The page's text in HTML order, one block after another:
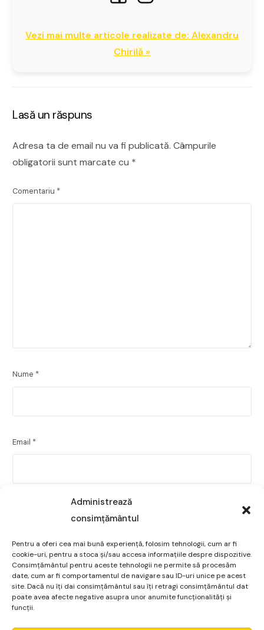
Administrează
consimțământul
Pentru a oferi cea mai bună experiență, folosim tehnologii, cum ar fi
cookie-uri, pentru a stoca și/sau accesa informațiile despre dispozitive.
Consimțământul pentru aceste tehnologii ne permite să procesăm
date, cum ar fi comportamentul de navigare sau ID-uri unice pe acest
site. Dacă nu îți dai consimțământul sau îți retragi consimțământul dat
poate avea afecte negative asupra unor anumite funcționalități și
funcții.
Vezi mai multe articole realizate de: Alexandru
Chirilă »
Lasă un răspuns
Adresa ta de email nu va fi publicată. Câmpurile
obligatorii sunt marcate cu *
Comentariu *
Nume *
Email *
Salvează-mi numele, emailul și site-ul web în acest
navigator pentru data viitoare când o să comentez.